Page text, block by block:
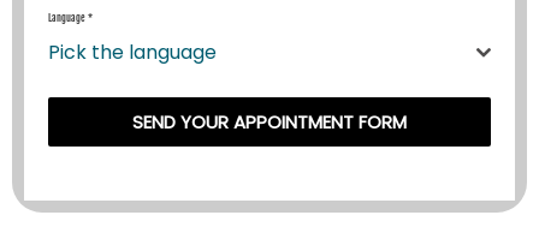
Language *
Pick the language
SEND YOUR APPOINTMENT FORM